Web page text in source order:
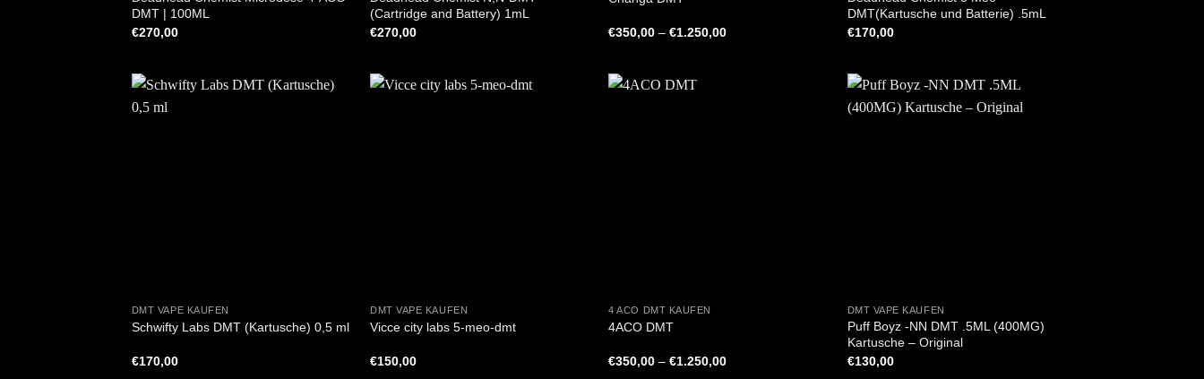
DMT | 100ML
€270,00
(Cartridge and Battery) 1mL
€270,00 €350,00 –€1.250,00Preisspanne:
DMT(Kartusche und Batterie) .5mL
€170,00
DMT VAPE KAUFEN
Schwifty Labs DMT (Kartusche) 0,5 ml
€170,00
DMT VAPE KAUFEN
Vicce city labs 5-meo-dmt
€150,00
4 ACO DMT KAUFEN
4ACO DMT
€350,00 –€1.250,00Preisspanne:
DMT VAPE KAUFEN
Puff Boyz -NN DMT .5ML (400MG)
Kartusche – Original
€130,00